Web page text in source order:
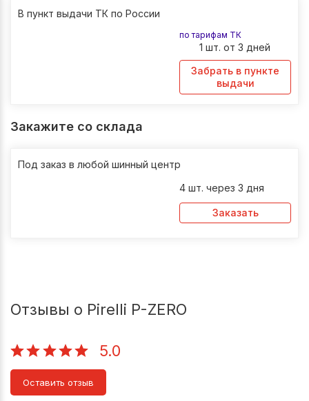
В пункт выдачи ТК по России
по тарифам ТК
1 шт. от 3 дней
Забрать в пункте
выдачи
Закажите со склада
Под заказ в любой шинный центр
4 шт. через 3 дня
Заказать
Отзывы о Pirelli P-ZERO
5.0
Оставить отзыв